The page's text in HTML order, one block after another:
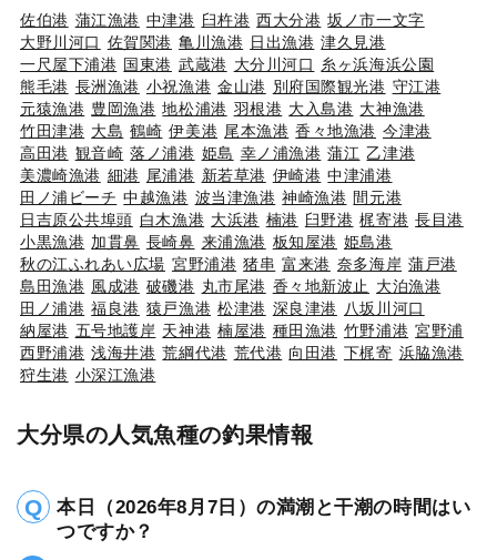
佐伯港 蒲江漁港 中津港 臼杵港 西大分港 坂ノ市一文字
大野川河口 佐賀関港 亀川漁港 日出漁港 津久見港
一尺屋下浦港 国東港 武蔵港 大分川河口 糸ヶ浜海浜公園
熊毛港 長洲漁港 小祝漁港 金山港 別府国際観光港 守江港
元猿漁港 豊岡漁港 地松浦港 羽根港 大入島港 大神漁港
竹田津港 大島 鶴崎 伊美港 尾本漁港 香々地漁港 今津港
高田港 観音崎 落ノ浦港 姫島 幸ノ浦漁港 蒲江 乙津港
美濃崎漁港 細港 尾浦港 新若草港 伊崎港 中津浦港
田ノ浦ビーチ 中越漁港 波当津漁港 神崎漁港 間元港
日吉原公共埠頭 白木漁港 大浜港 楠港 臼野港 梶寄港 長目港
小黒漁港 加貫鼻 長崎鼻 来浦漁港 板知屋港 姫島港
秋の江ふれあい広場 宮野浦港 猪串 富来港 奈多海岸 蒲戸港
島田漁港 風成港 破磯港 丸市尾港 香々地新波止
大泊漁港
田ノ浦港 福良港 猿戸漁港 松津港 深良津港 八坂川河口
納屋港 五号地護岸 天神港 楠屋港 種田漁港 竹野浦港 宮野浦
西野浦港 浅海井港 荒綱代港 荒代港 向田港 下梶寄 浜脇漁港
狩生港 小深江漁港
大分県の人気魚種の釣果情報
本日（2026年8月7日）の満潮と干潮の時間はい
つですか？